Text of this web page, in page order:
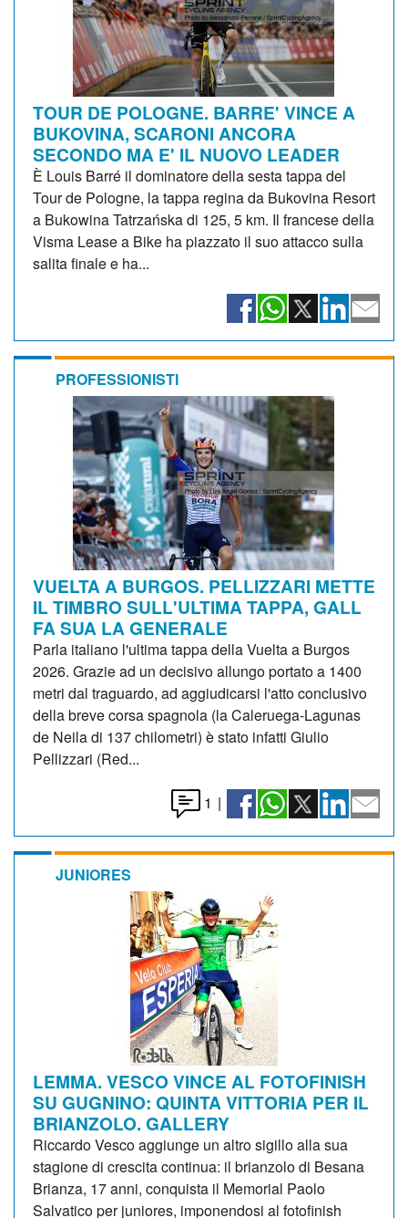
TOUR DE POLOGNE. BARRE' VINCE A
BUKOVINA, SCARONI ANCORA
SECONDO MA E' IL NUOVO LEADER
È Louis Barré il dominatore della sesta tappa del
Tour de Pologne, la tappa regina da Bukovina Resort
a Bukowina Tatrzańska di 125, 5 km. Il francese della
Visma Lease a Bike ha piazzato il suo attacco sulla
salita finale e ha...
PROFESSIONISTI
VUELTA A BURGOS. PELLIZZARI METTE
IL TIMBRO SULL'ULTIMA TAPPA, GALL
FA SUA LA GENERALE
Parla italiano l'ultima tappa della Vuelta a Burgos
2026. Grazie ad un decisivo allungo portato a 1400
metri dal traguardo, ad aggiudicarsi l'atto conclusivo
della breve corsa spagnola (la Caleruega-Lagunas
de Neila di 137 chilometri) è stato infatti Giulio
Pellizzari (Red...
1 |
JUNIORES
LEMMA. VESCO VINCE AL FOTOFINISH
SU GUGNINO: QUINTA VITTORIA PER IL
BRIANZOLO. GALLERY
Riccardo Vesco aggiunge un altro sigillo alla sua
stagione di crescita continua: il brianzolo di Besana
Brianza, 17 anni, conquista il Memorial Paolo
Salvatico per juniores, imponendosi al fotofinish